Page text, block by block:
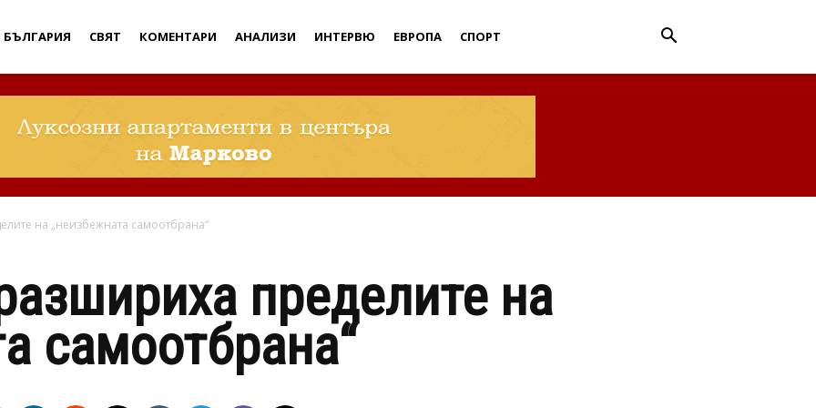
БЪЛГАРИЯ СВЯТ КОМЕНТАРИ АНАЛИЗИ ИНТЕРВЮ ЕВРОПА СПОРТ
на „неизбежната самоотбрана“
пределите на
самоотбрана“